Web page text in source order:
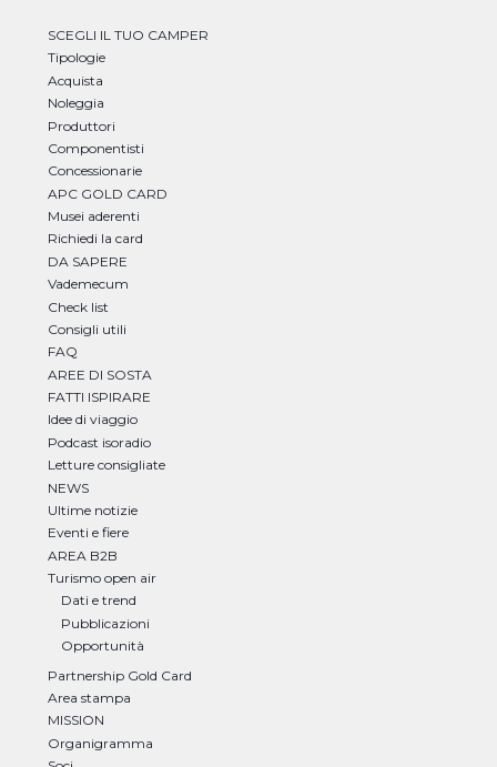
SCEGLI IL TUO CAMPER
Tipologie
Acquista
Noleggia
Produttori
Componentisti
Concessionarie
APC GOLD CARD
Musei aderenti
Richiedi la card
DA SAPERE
Vademecum
Check list
Consigli utili
FAQ
AREE DI SOSTA
FATTI ISPIRARE
Idee di viaggio
Podcast isoradio
Letture consigliate
NEWS
Ultime notizie
Eventi e fiere
AREA B2B
Turismo open air
Dati e trend
Pubblicazioni
Opportunità
Partnership Gold Card
Area stampa
MISSION
Organigramma